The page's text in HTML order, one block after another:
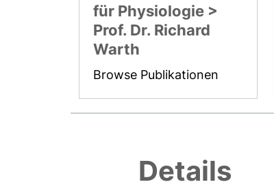
für Physiologie >
Prof. Dr. Richard
Warth
Browse Publikationen
Details